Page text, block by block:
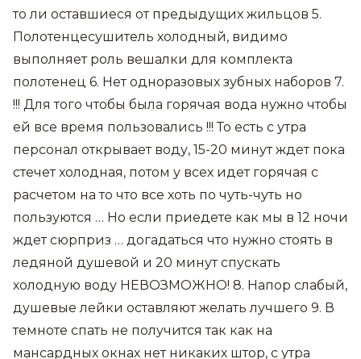
то ли оставшиеся от предыдущих жильцов 5.
Полотенцесушитель холодный, видимо
выполняет роль вешалки для комплекта
полотенец 6. Нет одноразовых зубных наборов 7.
!!! Для того чтобы была горячая вода нужно чтобы
ей все время пользовались !!! То есть с утра
персонал открывает воду, 15-20 минут ждет пока
стечет холодная, потом у всех идет горячая с
расчетом на то что все хоть по чуть-чуть но
пользуются … Но если приедете как мы в 12 ночи
ждет сюрприз … догадаться что нужно стоять в
ледяной душевой и 20 минут спускать
холодную воду НЕВОЗМОЖНО! 8. Напор слабый,
душевые лейки оставляют желать лучшего 9. В
темноте спать не получится так как на
мансардных окнах нет никаких штор, с утра